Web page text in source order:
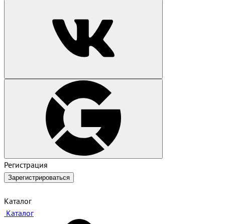
Регистрация
Зарегистрироваться
Каталог
Каталог